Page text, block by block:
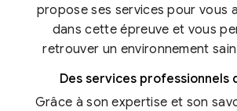
propose ses services pour vous
dans cette épreuve et vous
retrouver un environnement
Des services professionnels
Grâce à son expertise et son